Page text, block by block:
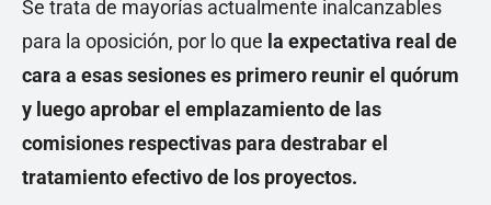
Se trata de mayorías actualmente inalcanzables
para la oposición, por lo que la expectativa real de
cara a esas sesiones es primero reunir el quórum
y luego aprobar el emplazamiento de las
comisiones respectivas para destrabar el
tratamiento efectivo de los proyectos.